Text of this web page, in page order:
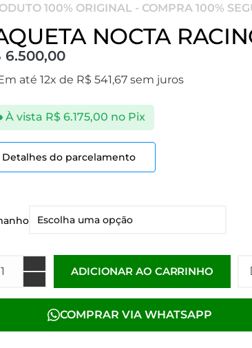
100% ORIGINAL - COMPRA 100%
NOCTA
6.500,00
até 12x de R$ 541,67 sem juros
À vista R$6.175,00 no Pix
Detalhes do parcelamento
ADICIONAR AO CARRINHO
COMPRAR VIA WHATSAPP